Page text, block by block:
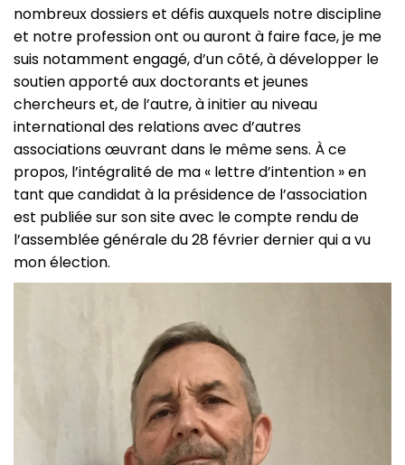
nombreux dossiers et défis auxquels notre discipline
et notre profession ont ou auront à faire face, je me
suis notamment engagé, d’un côté, à développer le
soutien apporté aux doctorants et jeunes
chercheurs et, de l’autre, à initier au niveau
international des relations avec d’autres
associations œuvrant dans le même sens. À ce
propos, l’intégralité de ma « lettre d’intention » en
tant que candidat à la présidence de l’association
est publiée sur son site avec le compte rendu de
l’assemblée générale du 28 février dernier qui a vu
mon élection.